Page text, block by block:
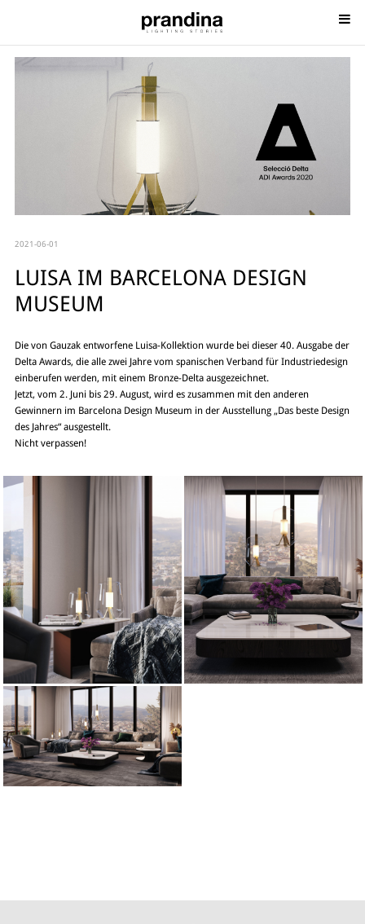
2021-06-01
LUISA IM BARCELONA DESIGN
MUSEUM
Die von Gauzak entworfene Luisa-Kollektion wurde bei dieser 40. Ausgabe der
Delta Awards, die alle zwei Jahre vom spanischen Verband für Industriedesign
einberufen werden, mit einem Bronze-Delta ausgezeichnet.
Jetzt, vom 2. Juni bis 29. August, wird es zusammen mit den anderen
Gewinnern im Barcelona Design Museum in der Ausstellung „Das beste Design
des Jahres“ ausgestellt.
Nicht verpassen!